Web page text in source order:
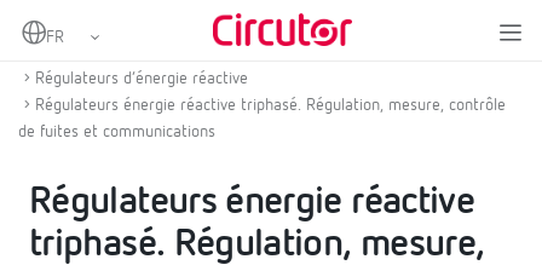
Home
Régulateurs d’énergie réactive
Régulateurs énergie réactive triphasé. Régulation, mesure, contrôle
de fuites et communications
Régulateurs énergie réactive
triphasé. Régulation, mesure,